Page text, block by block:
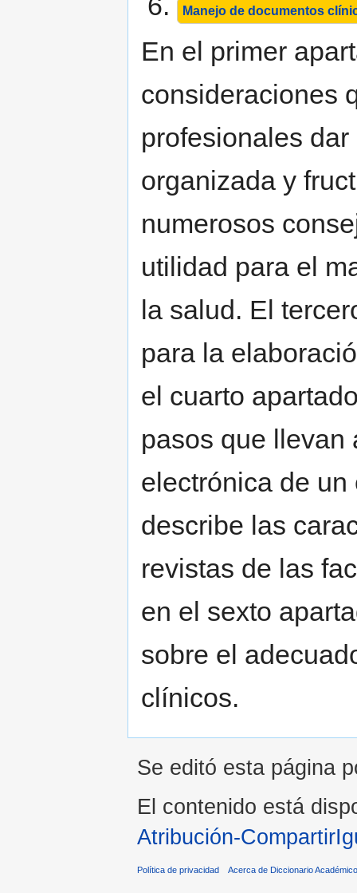
Manejo de documentos
En el primer
consideraciones
profesionales
organizada y
numerosos
utilidad para el
la salud. El
para la
el cuarto
pasos que llevan
electrónica de
describe las
revistas de las
en el sexto
sobre el
clínicos.
Se editó esta página
El contenido está
Atribución-
Política de privacidad Acerca de Diccionario